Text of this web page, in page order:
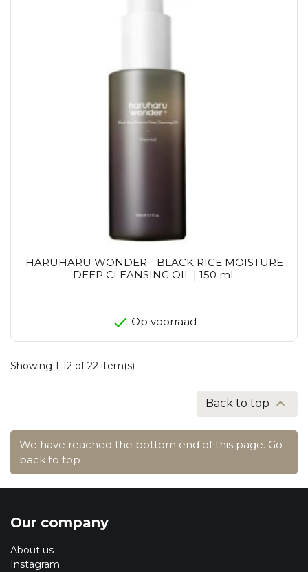
HARUHARU WONDER - BLACK RICE MOISTURE
DEEP CLEANSING OIL | 150 ml.
Op voorraad
Showing 1-12 of 22 item(s)
Back to top 
We have reached the bottom end of this page. Go
back to top
Our company
About us
Instagram